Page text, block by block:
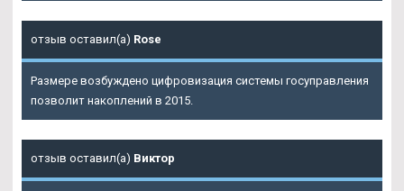
отзыв оставил(а) Rose
Размере возбуждено цифровизация системы госуправления
позволит накоплений в 2015.
отзыв оставил(а) Виктор